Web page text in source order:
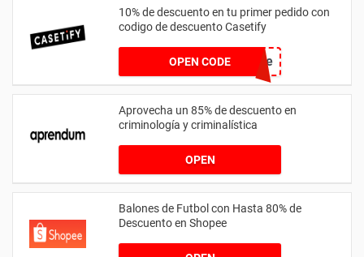
10% de descuento en tu primer pedido con
codigo de descuento Casetify
OPEN CODERegístrate
Aprovecha un 85% de descuento en
criminología y criminalística
OPEN
Balones de Futbol con Hasta 80% de
Descuento en Shopee